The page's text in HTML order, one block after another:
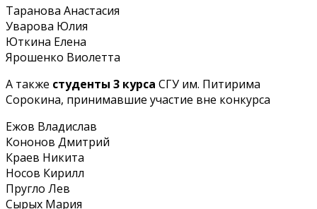
Таранова Анастасия
Уварова Юлия
Юткина Елена
Ярошенко Виолетта
А также студенты 3 курса СГУ им. Питирима
Сорокина, принимавшие участие вне конкурса
Ежов Владислав
Кононов Дмитрий
Краев Никита
Носов Кирилл
Пругло Лев
Сырых Мария